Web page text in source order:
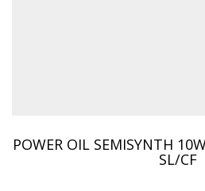
POWER OIL SEMISYNTH
SL/CF